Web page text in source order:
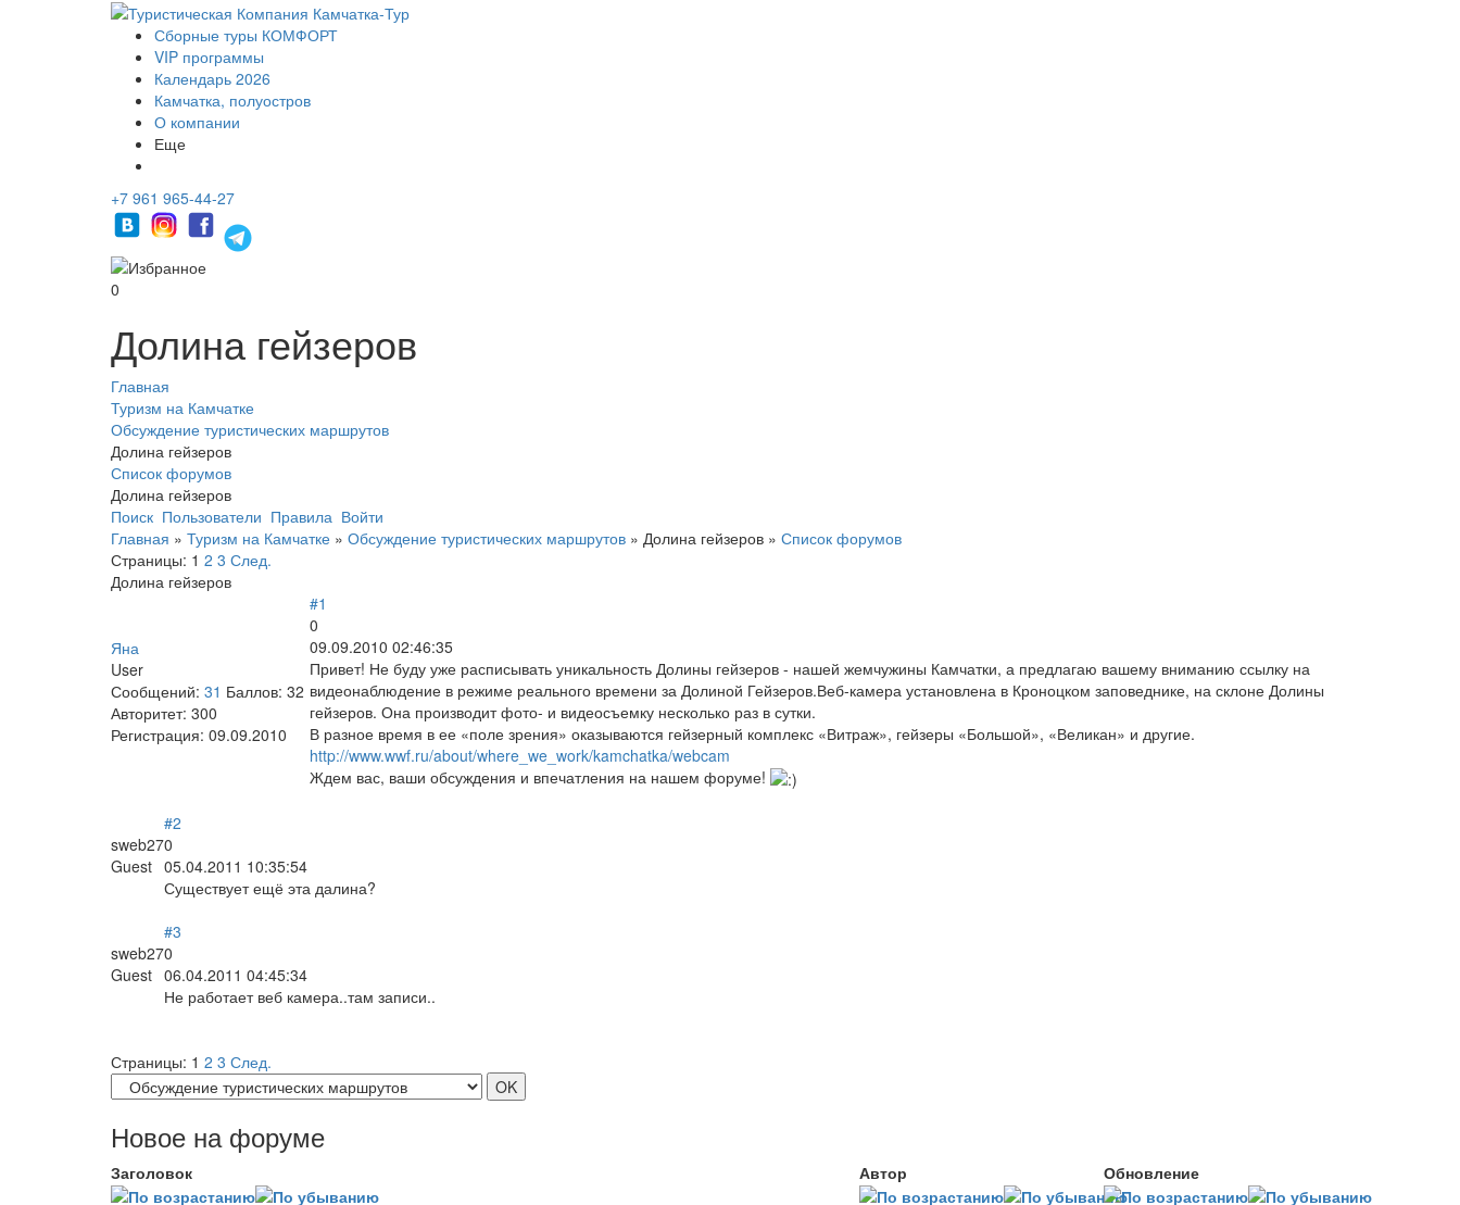
Сборные туры КОМФОРТ
VIP программы
Календарь 2026
Камчатка, полуостров
О компании
Еще
+7 961 965-44-27
0
Долина гейзеров
Главная
Туризм на Камчатке
Обсуждение туристических маршрутов
Долина гейзеров
Список форумов
Долина гейзеров
Поиск Пользователи Правила Войти
Главная » Туризм на Камчатке » Обсуждение туристических маршрутов » Долина гейзеров » Список форумов
Страницы: 1 2 3 След.
Долина гейзеров
Яна
User
Сообщений: 31 Баллов: 32
Авторитет: 300
Регистрация: 09.09.2010
#1
0
09.09.2010 02:46:35
Привет! Не буду уже расписывать уникальность Долины гейзеров - нашей жемчужины Камчатки, а предлагаю вашему вниманию ссылку на
видеонаблюдение в режиме реального времени за Долиной Гейзеров.Веб-камера установлена в Кроноцком заповеднике, на склоне Долины
гейзеров. Она производит фото- и видеосъемку несколько раз в сутки.
В разное время в ее «поле зрения» оказываются гейзерный комплекс «Витраж», гейзеры «Большой», «Великан» и другие.
http://www.wwf.ru/about/where_we_work/kamchatka/webcam
Ждем вас, ваши обсуждения и впечатления на нашем форуме!
sweb27
Guest
#2
0
05.04.2011 10:35:54
Существует ещё эта далина?
sweb27
Guest
#3
0
06.04.2011 04:45:34
Не работает веб камера..там записи..
Страницы: 1 2 3 След.
Новое на форуме
Заголовок Автор Обновление